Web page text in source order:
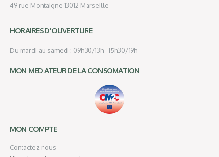
49 rue Montaigne 13012 Marseille
HORAIRES D'OUVERTURE
Du mardi au samedi : 09h30/13h - 15h30/19h
MON MEDIATEUR DE LA CONSOMATION
MON COMPTE
Contactez nous